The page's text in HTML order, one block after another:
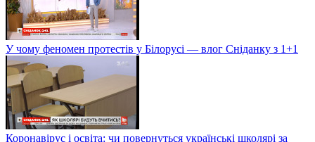
У чому феномен протестів у Білорусі — влог Сніданку з 1+1
Коронавірус і освіта: чи повернуться українські школярі за